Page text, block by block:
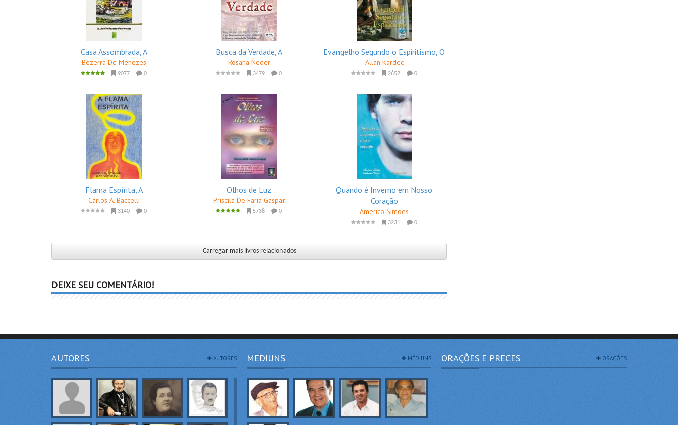
Casa Assombrada, A
Bezerra De Menezes
9077 0
Busca da Verdade, A
Rosana Neder
3479 0
Evangelho Segundo o Espiritismo, O
Allan Kardec
2652 0
Flama Espírita, A
Carlos A. Baccelli
3140 0
Olhos de Luz
Priscila De Faria Gaspar
5738 0
Quando é Inverno em Nosso
Coração
Americo Simoes
3231 0
Carregar mais livros relacionados
DEIXE SEU COMENTÁRIO!
AUTORES AUTORES MEDIUNS MÉDIUNS ORAÇÕES E PRECES ORAÇÕES